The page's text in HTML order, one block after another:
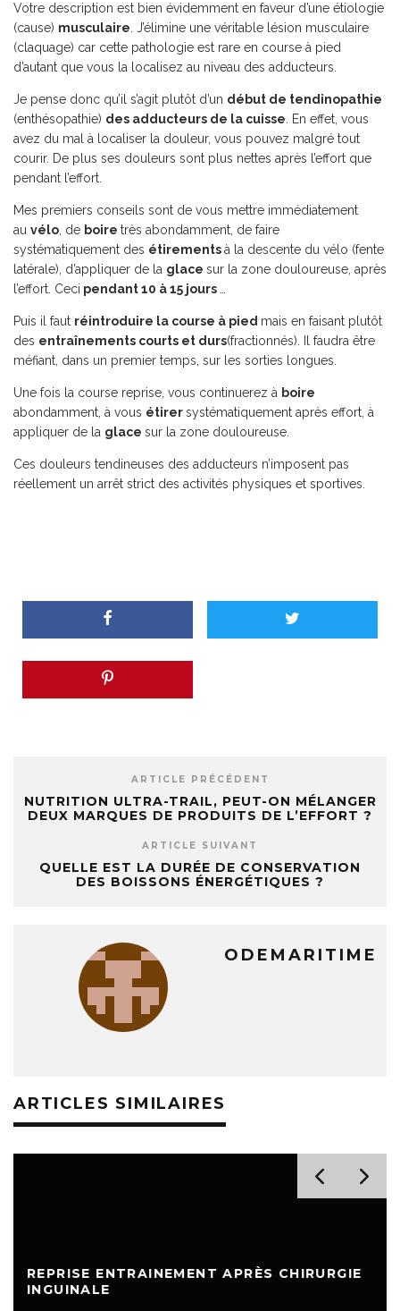
Votre description est bien évidemment en faveur d’une étiologie
(cause) musculaire . J’élimine une véritable lésion musculaire
(claquage) car cette pathologie est rare en course à pied
d’autant que vous la localisez au niveau des adducteurs.
Je pense donc qu’il s’agit plutôt d’un début de tendinopathie
(enthésopathie) des adducteurs de la cuisse . En effet, vous
avez du mal à localiser la douleur, vous pouvez malgré tout
courir. De plus ses douleurs sont plus nettes après l’effort que
pendant l’effort.
Mes premiers conseils sont de vous mettre immédiatement
au vélo , de boire très abondamment, de faire
systématiquement des étirementsà la descente du vélo (fente
latérale), d’appliquer de la glace sur la zone douloureuse, après
l’effort. Ceci pendant 10 à 15 jours
Puis il faut réintroduire la course à pied mais en faisant plutôt
des entraînements courts et durs(fractionnés). Il faudra être
méfiant, dans un premier temps, sur les sorties longues.
Une fois la course reprise, vous continuerez à boire
abondamment, à vous étirersystématiquement après effort, à
appliquer de la glace sur la zone douloureuse.
Ces douleurs tendineuses des adducteurs n’imposent pas
réellement un arrêt strict des activités physiques et sportives.
ARTICLE PRÉCÉDENT
NUTRITION ULTRA-TRAIL, PEUT-ON MÉLANGER
DEUX MARQUES DE PRODUITS DE L’EFFORT ?
ARTICLE SUIVANT
QUELLE EST LA DURÉE DE CONSERVATION
DES BOISSONS ÉNERGÉTIQUES ?
ODEMARITIME
ARTICLES SIMILAIRES
REPRISE ENTRAINEMENT APRÈS CHIRURGIE
INGUINALE